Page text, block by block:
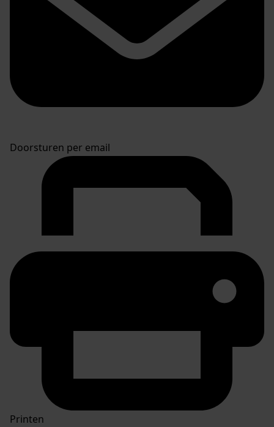
Doorsturen per email
Printen